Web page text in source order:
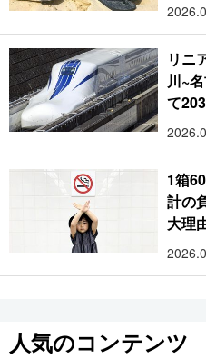
リニ
川~
て
1箱
計の
大理
人気のコンテンツ